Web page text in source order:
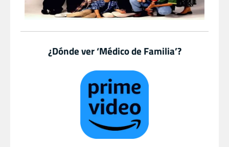
¿Dónde ver ‘Médico de Familia’?